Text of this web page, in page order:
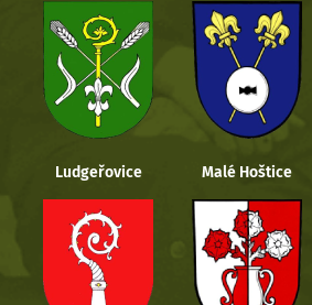
Ludgeřovice Malé Hoštice